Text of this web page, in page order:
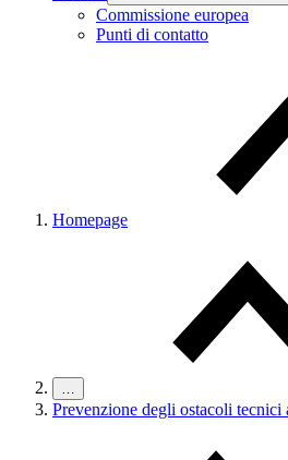
Commissione europea
Punti di contatto
Homepage
…
Prevenzione degli ostacoli tecnici